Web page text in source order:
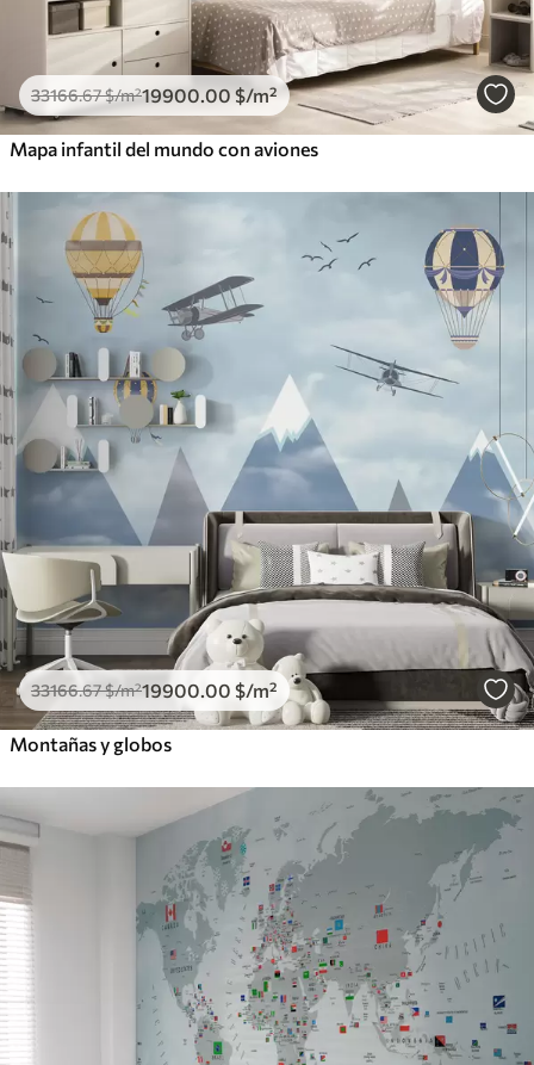
33166.67$/m²19900.00 $/m²
Mapa infantil del mundo con aviones
33166.67$/m²19900.00 $/m²
Montañas y globos